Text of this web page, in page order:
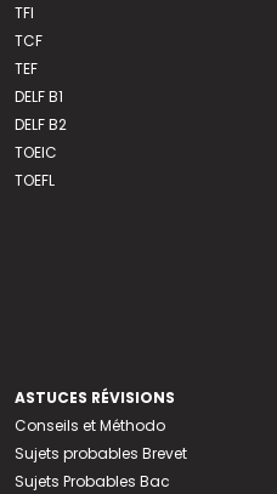
TFI
TCF
TEF
DELF B1
DELF B2
TOEIC
TOEFL
ASTUCES RÉVISIONS
Conseils et Méthodo
Sujets probables Brevet
Sujets Probables Bac